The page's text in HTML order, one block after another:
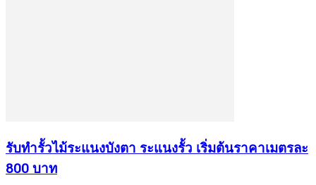
รับทำรั้วไม้ระแนงบังตา ระแนงรั้ว เริ่มต้นราคาเมตรละ
800 บาท